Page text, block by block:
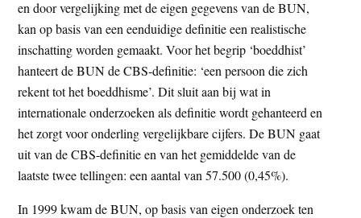
en door vergelijking met de eigen gegevens van de BUN,
kan op basis van een eenduidige definitie een realistische
inschatting worden gemaakt. Voor het begrip ‘boeddhist’
hanteert de BUN de CBS-definitie: ‘een persoon die zich
rekent tot het boeddhisme’. Dit sluit aan bij wat in
internationale onderzoeken als definitie wordt gehanteerd en
het zorgt voor onderling vergelijkbare cijfers. De BUN gaat
uit van de CBS-definitie en van het gemiddelde van de
laatste twee tellingen: een aantal van 57.500 (0,45%).
In 1999 kwam de BUN, op basis van eigen onderzoek ten